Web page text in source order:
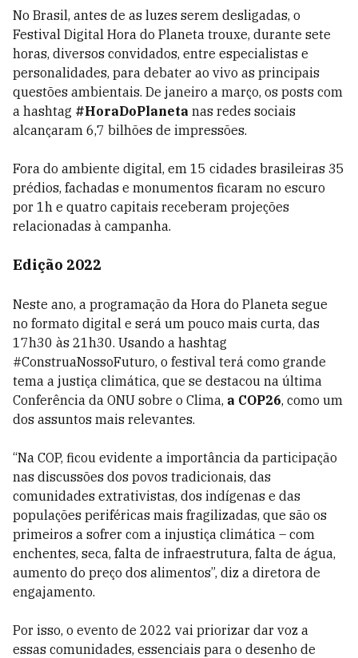
No Brasil, antes de as luzes serem desligadas, o
Festival Digital Hora do Planeta trouxe, durante sete
horas, diversos convidados, entre especialistas e
personalidades, para debater ao vivo as principais
questões ambientais. De janeiro a março, os posts com
a hashtag #HoraDoPlaneta nas redes sociais
alcançaram 6,7 bilhões de impressões.
Fora do ambiente digital, em 15 cidades brasileiras 35
prédios, fachadas e monumentos ficaram no escuro
por 1h e quatro capitais receberam projeções
relacionadas à campanha.
Edição 2022
Neste ano, a programação da Hora do Planeta segue
no formato digital e será um pouco mais curta, das
17h30 às 21h30. Usando a hashtag
#ConstruaNossoFuturo, o festival terá como grande
tema a justiça climática, que se destacou na última
Conferência da ONU sobre o Clima, a COP26, como um
dos assuntos mais relevantes.
“Na COP, ficou evidente a importância da participação
nas discussões dos povos tradicionais, das
comunidades extrativistas, dos indígenas e das
populações periféricas mais fragilizadas, que são os
primeiros a sofrer com a injustiça climática – com
enchentes, seca, falta de infraestrutura, falta de água,
aumento do preço dos alimentos”, diz a diretora de
engajamento.
Por isso, o evento de 2022 vai priorizar dar voz a
essas comunidades, essenciais para o desenho de